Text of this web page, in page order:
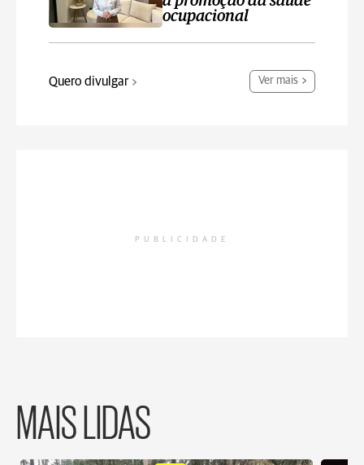
ocupacional
Quero divulgar Ver mais
PUBLICIDADE
MAIS LIDAS